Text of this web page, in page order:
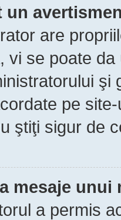
un
are
vi se poate
şi
pe
ştiţi sigur de
mesaje unui
a permis